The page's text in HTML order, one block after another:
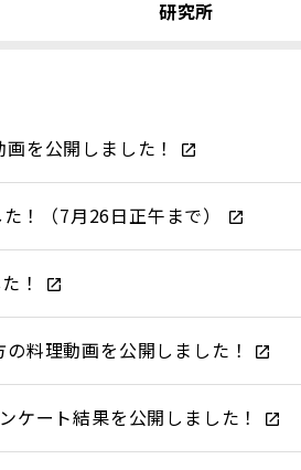
研究所
を公開しました！
！（7月26日正午まで）
！
料理動画を公開しました！
ート結果を公開しました！